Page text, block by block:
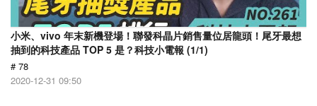
小米、vivo 年末新機登場！聯發科晶片銷售量位居龍頭！尾牙最想
抽到的科技產品 TOP 5 是？科技小電報 (1/1)
# 78
2020-12-31 09:50